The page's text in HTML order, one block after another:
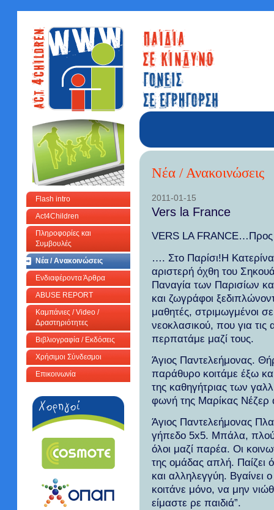
Flash intro
Act4Children
Πληροφορίες και
Συμβουλές
Νέα / Ανακοινώσεις
Ενδιαφέροντα Άρθρα
ABUSE REPORT
Καμπάνιες / Video /
Δραστηριότητες
Βιβλιογραφία / Εκδόσεις
Χρήσιμοι Σύνδεσμοι
Επικοινωνία
Νέα / Ανακοινώσεις
2011-01-15
Vers la France
VERS LA
…. Στο Παρίσι!Η Κατερίνα
αριστερή όχθη του
Παναγία των Παρισίων
και ζωγράφοι
μαθητές, στριμωγμένοι
νεοκλασικού, που για
περπατάμε μαζί τους.
Άγιος Παντελεήμονας.
παράθυρο κοιτάμε έξω
της καθηγήτριας των
φωνή της Μαρίκας Νέζερ
Άγιος Παντελεήμονας
γήπεδο 5x5. Μπάλα,
όλοι μαζί παρέα. Οι
της ομάδας απλή. Παίζει
και αλληλεγγύη. Βγαίνει
κοιτάνε μόνο, να μην
είμαστε ρε παιδιά”.